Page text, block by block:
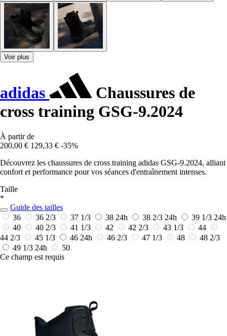
Voir plus
adidas
Chaussures de
cross training GSG-9.2024
À partir de
200,00 € 129,33 € -35%
Découvrez les chaussures de cross training adidas GSG-9.2024, alliant
confort et performance pour vos séances d'entraînement intenses.
Taille
*
Guide des tailles
36
36 2/3 37 1/3 38 24h 38 2/3 24h 39 1/3 24h
40
40 2/3 41 1/3 42 42 2/3 43 1/3
44
44 2/3
45 1/3 46 24h 46 2/3 47 1/3 48
48 2/3
49 1/3 24h
50
Ce champ est requis